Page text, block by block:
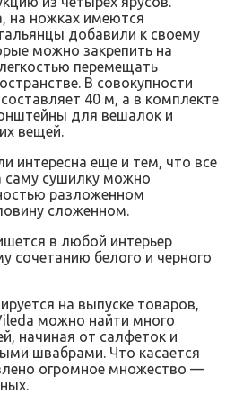
на ножках имеются
добавили к своему
можно закрепить на
перемещать
В совокупности
40 м, а в комплекте
для вешалок и
вещей.
интересна еще и тем, что все
сушилку можно
разложенном
сложенном.
в любой интерьер
сочетанию белого и черного
на выпуске товаров,
можно найти много
начиная от салфеток и
швабрами. Что касается
огромное множество —